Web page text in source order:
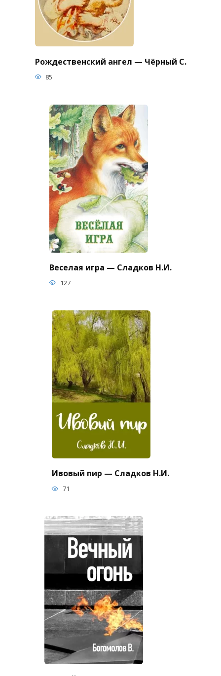
Рождественский ангел — Чёрный С.
85
Веселая игра — Сладков Н.И.
127
Ивовый пир — Сладков Н.И.
71